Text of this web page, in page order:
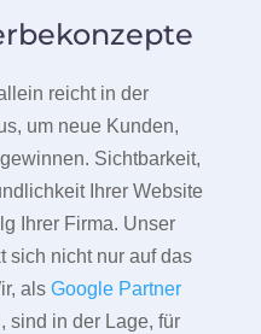
reicht in der
um neue Kunden,
Sichtbarkeit,
Ihrer Website
Ihrer Firma. Unser
sich nicht nur auf das
als Google Partner
sind in der Lage, für